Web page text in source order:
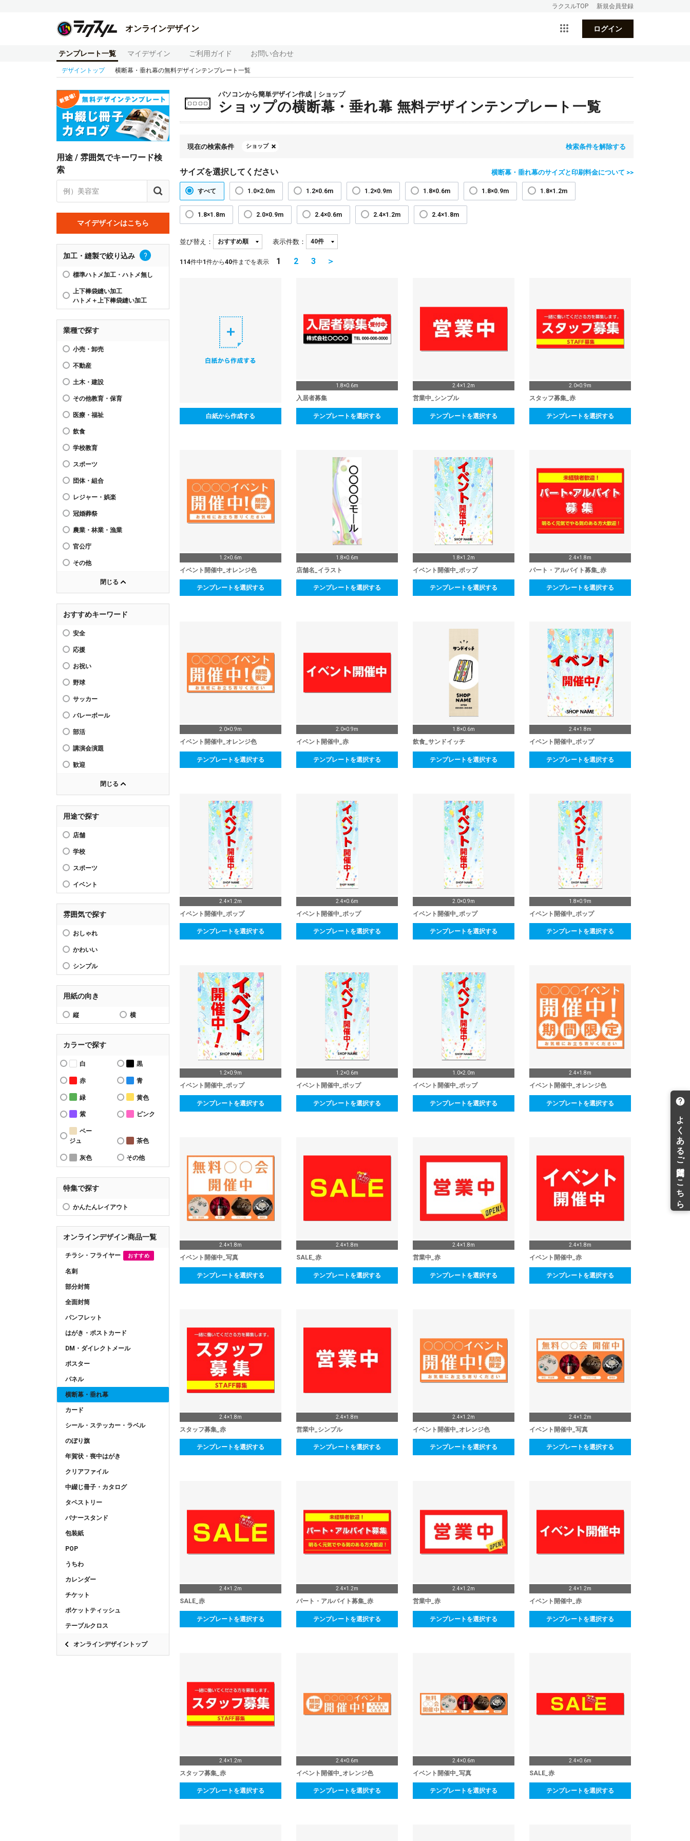
ラクスルTOP 新規会員登録
オンラインデザイン ログイン
テンプレート一覧 マイデザイン ご利用ガイド お問い合わせ
デザイントップ 横断幕・垂れ幕の無料デザインテンプレート一覧
用途 / 雰囲気でキーワード検
索
マイデザインはこちら
加工・縫製で絞り込み ?
標準ハトメ加工・ハトメ無し
上下棒袋縫い加工
ハトメ＋上下棒袋縫い加工
業種で探す
小売・卸売
不動産
土木・建設
その他教育・保育
医療・福祉
飲食
学校教育
スポーツ
団体・組合
レジャー・娯楽
冠婚葬祭
農業・林業・漁業
官公庁
その他
閉じる
おすすめキーワード
安全
応援
お祝い
野球
サッカー
バレーボール
部活
講演会演題
歓迎
閉じる
用途で探す
店舗
学校
スポーツ
イベント
雰囲気で探す
おしゃれ
かわいい
シンプル
用紙の向き
縦 横
カラーで探す
白 黒
赤 青
緑 黄色
紫 ピンク
ベー
ジュ
茶色
灰色 その他
特集で探す
かんたんレイアウト
オンラインデザイン商品一覧
チラシ・フライヤー おすすめ
名刺
部分封筒
全面封筒
パンフレット
はがき・ポストカード
DM・ダイレクトメール
ポスター
パネル
横断幕・垂れ幕
カード
シール・ステッカー・ラベル
のぼり旗
年賀状・喪中はがき
クリアファイル
中綴じ冊子・カタログ
タペストリー
バナースタンド
包装紙
POP
うちわ
カレンダー
チケット
ポケットティッシュ
テーブルクロス
オンラインデザイントップ
パソコンから簡単デザイン作成｜ショップ
ショップの横断幕・垂れ幕 無料デザインテンプレート一覧
現在の検索条件 ショップ 検索条件を解除する
サイズを選択してください 横断幕・垂れ幕のサイズと印刷料金について >>
すべて 1.0×2.0m 1.2×0.6m 1.2×0.9m 1.8×0.6m 1.8×0.9m 1.8×1.2m
1.8×1.8m 2.0×0.9m 2.4×0.6m 2.4×1.2m 2.4×1.8m
並び替え： 表示件数：
114件中1 件から40件までを表示 1 2 3 ＞
白紙から作成する
1.8×0.6m
入居者募集
テンプレートを選択する
2.4×1.2m
営業中_シンプル
テンプレートを選択する
2.0×0.9m
スタッフ募集_赤
テンプレートを選択する
1.2×0.6m
イベント開催中_オレンジ色
テンプレートを選択する
1.8×0.6m
店舗名_イラスト
テンプレートを選択する
1.8×1.2m
イベント開催中_ポップ
テンプレートを選択する
2.4×1.8m
パート・アルバイト募集_赤
テンプレートを選択する
2.0×0.9m
イベント開催中_オレンジ色
テンプレートを選択する
2.0×0.9m
イベント開催中_赤
テンプレートを選択する
1.8×0.6m
飲食_サンドイッチ
テンプレートを選択する
2.4×1.8m
イベント開催中_ポップ
テンプレートを選択する
2.4×1.2m
イベント開催中_ポップ
テンプレートを選択する
2.4×0.6m
イベント開催中_ポップ
テンプレートを選択する
2.0×0.9m
イベント開催中_ポップ
テンプレートを選択する
1.8×0.9m
イベント開催中_ポップ
テンプレートを選択する
1.2×0.9m
イベント開催中_ポップ
テンプレートを選択する
1.2×0.6m
イベント開催中_ポップ
テンプレートを選択する
1.0×2.0m
イベント開催中_ポップ
テンプレートを選択する
2.4×1.8m
イベント開催中_オレンジ色
テンプレートを選択する
2.4×1.8m
イベント開催中_写真
テンプレートを選択する
2.4×1.8m
SALE_赤
テンプレートを選択する
2.4×1.8m
営業中_赤
テンプレートを選択する
2.4×1.8m
イベント開催中_赤
テンプレートを選択する
2.4×1.8m
スタッフ募集_赤
テンプレートを選択する
2.4×1.8m
営業中_シンプル
テンプレートを選択する
2.4×1.2m
イベント開催中_オレンジ色
テンプレートを選択する
2.4×1.2m
イベント開催中_写真
テンプレートを選択する
2.4×1.2m
SALE_赤
テンプレートを選択する
2.4×1.2m
パート・アルバイト募集_赤
テンプレートを選択する
2.4×1.2m
営業中_赤
テンプレートを選択する
2.4×1.2m
イベント開催中_赤
テンプレートを選択する
2.4×1.2m
スタッフ募集_赤
テンプレートを選択する
2.4×0.6m
イベント開催中_オレンジ色
テンプレートを選択する
2.4×0.6m
イベント開催中_写真
テンプレートを選択する
2.4×0.6m
SALE_赤
テンプレートを選択する